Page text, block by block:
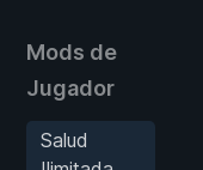
Mods de
Jugador
Salud